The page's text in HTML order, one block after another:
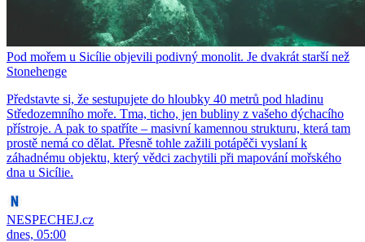
Pod mořem u Sicílie objevili podivný monolit. Je dvakrát starší než
Stonehenge
Představte si, že sestupujete do hloubky 40 metrů pod hladinu
Středozemního moře. Tma, ticho, jen bubliny z vašeho dýchacího
přístroje. A pak to spatříte – masivní kamennou strukturu, která tam
prostě nemá co dělat. Přesně tohle zažili potápěči vyslaní k
záhadnému objektu, který vědci zachytili při mapování mořského
dna u Sicílie.
NESPECHEJ.cz
dnes, 05:00